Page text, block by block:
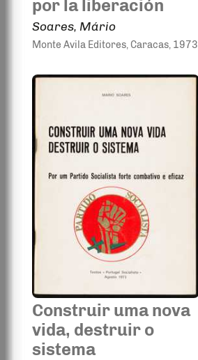
por la liberación
Soares, Mário
Monte Avila Editores, Caracas, 1973
Construir uma nova
vida, destruir o
sistema